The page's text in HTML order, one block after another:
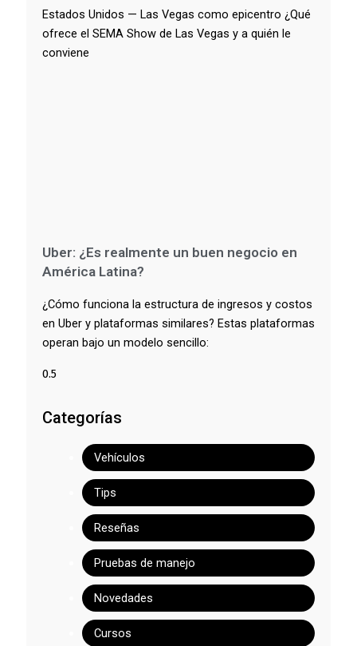
Estados Unidos — Las Vegas como epicentro ¿Qué
ofrece el SEMA Show de Las Vegas y a quién le
conviene
Uber: ¿Es realmente un buen negocio en
América Latina?
¿Cómo funciona la estructura de ingresos y costos
en Uber y plataformas similares? Estas plataformas
operan bajo un modelo sencillo:
Categorías
Vehículos
Tips
Reseñas
Pruebas de manejo
Novedades
Cursos